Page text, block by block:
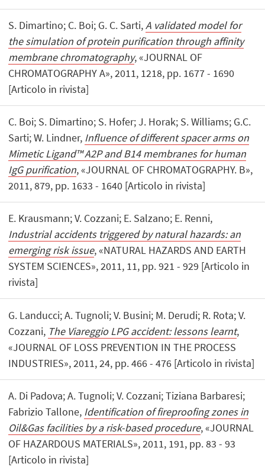
S. Dimartino; C. Boi; G. C. Sarti,A validated model for
the simulation of protein purification through affinity
membrane chromatography, «JOURNAL OF
CHROMATOGRAPHY A», 2011, 1218, pp. 1677 - 1690
[Articolo in rivista]
C. Boi; S. Dimartino; S. Hofer; J. Horak; S. Williams; G.C.
Sarti; W. Lindner, Influence of different spacer arms on
Mimetic Ligand™ A2P and B14 membranes for human
IgG purification, «JOURNAL OF CHROMATOGRAPHY. B»,
2011, 879, pp. 1633 - 1640 [Articolo in rivista]
E. Krausmann; V. Cozzani; E. Salzano; E. Renni,
Industrial accidents triggered by natural hazards: an
emerging risk issue, «NATURAL HAZARDS AND EARTH
SYSTEM SCIENCES», 2011, 11, pp. 921 - 929 [Articolo in
rivista]
G. Landucci; A. Tugnoli; V. Busini; M. Derudi; R. Rota; V.
Cozzani, The Viareggio LPG accident: lessons learnt,
«JOURNAL OF LOSS PREVENTION IN THE PROCESS
INDUSTRIES», 2011, 24, pp. 466 - 476 [Articolo in rivista]
A. Di Padova; A. Tugnoli; V. Cozzani; Tiziana Barbaresi;
Fabrizio Tallone, Identification of fireproofing zones in
Oil&Gas facilities by a risk-based procedure, «JOURNAL
OF HAZARDOUS MATERIALS», 2011, 191, pp. 83 - 93
[Articolo in rivista]